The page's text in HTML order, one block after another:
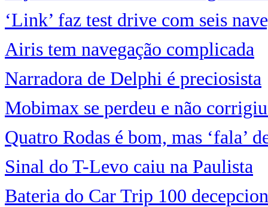
‘Link’ faz test drive com seis
Airis tem navegação complicada
Narradora de Delphi é preciosista
Mobimax se perdeu e não
Quatro Rodas é bom, mas ‘fala’
Sinal do T-Levo caiu na Paulista
Bateria do Car Trip 100